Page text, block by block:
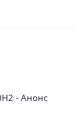
- Анонс